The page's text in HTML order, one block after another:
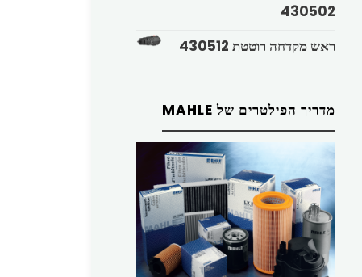
430502
ראש מקדחה רוטטת 430512
מדריך הפילטרים של MAHLE